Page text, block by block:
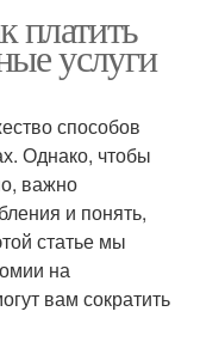
платить
услуги
способов
Однако, чтобы
важно
и понять,
статье мы
на
вам сократить